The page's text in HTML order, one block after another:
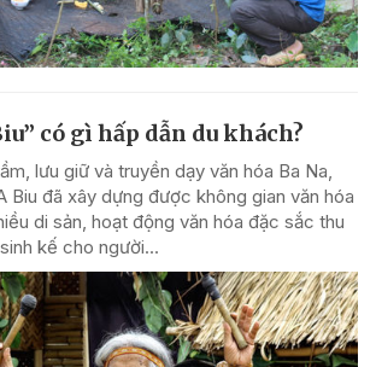
có gì hấp dẫn du khách?
lưu giữ và truyền dạy văn hóa Ba Na,
Biu đã xây dựng được không gian văn hóa
di sản, hoạt động văn hóa đặc sắc thu
kế cho người...